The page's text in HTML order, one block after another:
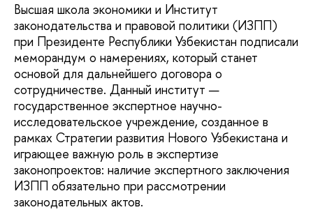
Высшая школа экономики и Институт
законодательства и правовой политики (ИЗПП)
при Президенте Республики Узбекистан подписали
меморандум о намерениях, который станет
основой для дальнейшего договора о
сотрудничестве. Данный институт —
государственное экспертное научно-
исследовательское учреждение, созданное в
рамках Стратегии развития Нового Узбекистана и
играющее важную роль в экспертизе
законопроектов: наличие экспертного заключения
ИЗПП обязательно при рассмотрении
законодательных актов.